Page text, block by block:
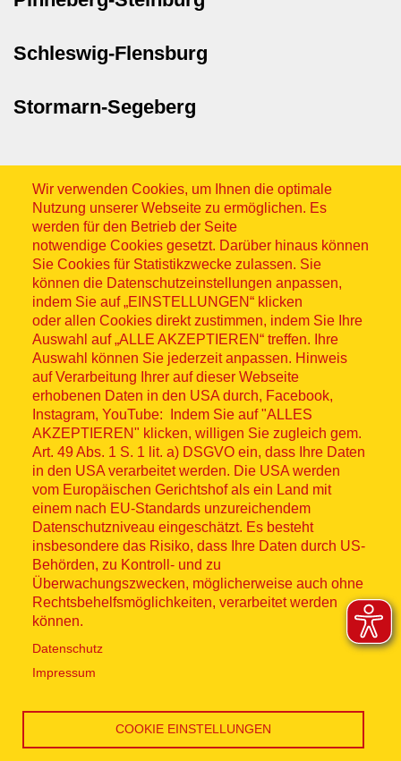
Schleswig-Flensburg
Stormarn-Segeberg
Wir verwenden Cookies, um Ihnen die optimale
Nutzung unserer Webseite zu ermöglichen. Es
werden für den Betrieb der Seite
notwendige Cookies gesetzt. Darüber hinaus können
Sie Cookies für Statistikzwecke zulassen. Sie
können die Datenschutzeinstellungen anpassen,
indem Sie auf „EINSTELLUNGEN“ klicken
oder allen Cookies direkt zustimmen, indem Sie Ihre
Auswahl auf „ALLE AKZEPTIEREN“ treffen. Ihre
Auswahl können Sie jederzeit anpassen. Hinweis
auf Verarbeitung Ihrer auf dieser Webseite
erhobenen Daten in den USA durch, Facebook,
Instagram, YouTube: Indem Sie auf "ALLES
AKZEPTIEREN" klicken, willigen Sie zugleich gem.
Art. 49 Abs. 1 S. 1 lit. a) DSGVO ein, dass Ihre Daten
in den USA verarbeitet werden. Die USA werden
vom Europäischen Gerichtshof als ein Land mit
einem nach EU-Standards unzureichendem
Datenschutzniveau eingeschätzt. Es besteht
insbesondere das Risiko, dass Ihre Daten durch US-
Behörden, zu Kontroll- und zu
Überwachungszwecken, möglicherweise auch ohne
Rechtsbehelfsmöglichkeiten, verarbeitet werden
können.
Datenschutz
Impressum
COOKIE EINSTELLUNGEN
Sitemap
© ASB 2026
Fußzeilenmenü
Impressum
Datenschutz
Kontakt
Hinweisgebersystem
Lieferkette
Widerruf
Social Media